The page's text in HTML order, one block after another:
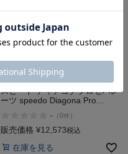
【10%OFF】水泳 スイム フィットネス
水着
スピード ディアゴナプロセパレ
ーツ speedo Diagona Pro
- （0件 ）
販売価格 ¥12,573税込
在庫を見る